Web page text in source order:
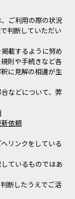
ご利用の際の状況
判断していただい
載するように努め
則や手続きなど各
に見解の相違が生
などについて、弊
依頼
リンクをしている
ているものではあ
断したうえでご活